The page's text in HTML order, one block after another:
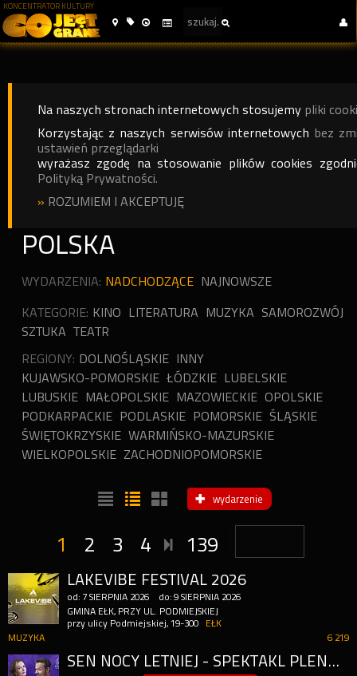
KONCENTRATOR KULTURY
Na naszych stronach internetowych stosujemy pliki
Korzystając z naszych serwisów internetowych bez
ustawień przeglądarki
wyrażasz zgodę na stosowanie plików cookies
Polityką Prywatności.
» ROZUMIEM I AKCEPTUJĘ
POLSKA
WYDARZENIA: NADCHODZĄCE NAJNOWSZE
KATEGORIE: KINO LITERATURA MUZYKA SAMOROZWÓJ
SZTUKA TEATR
REGIONY: DOLNOŚLĄSKIE INNY
KUJAWSKO-POMORSKIE ŁÓDZKIE LUBELSKIE
LUBUSKIE MAŁOPOLSKIE MAZOWIECKIE OPOLSKIE
PODKARPACKIE PODLASKIE POMORSKIE ŚLĄSKIE
ŚWIĘTOKRZYSKIE WARMIŃSKO-MAZURSKIE
WIELKOPOLSKIE ZACHODNIOPOMORSKIE
wydarzenie
1 2 3 4 139
LAKEVIBE FESTIVAL 2026
od: 7 SIERPNIA 2026 do:9 SIERPNIA 2026
GMINA EŁK, PRZY UL. PODMIEJSKIEJ
przy ulicy Podmiejskiej, 19-300
EŁK
6 219
MUZYKA
SEN NOCY LETNIEJ - SPEKTAKL PLENEROWY